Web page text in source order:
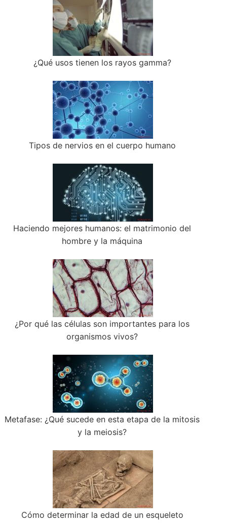
¿Qué usos tienen los rayos gamma?
Tipos de nervios en el cuerpo humano
Haciendo mejores humanos: el matrimonio del
hombre y la máquina
¿Por qué las células son importantes para los
organismos vivos?
Metafase: ¿Qué sucede en esta etapa de la mitosis
y la meiosis?
Cómo determinar la edad de un esqueleto